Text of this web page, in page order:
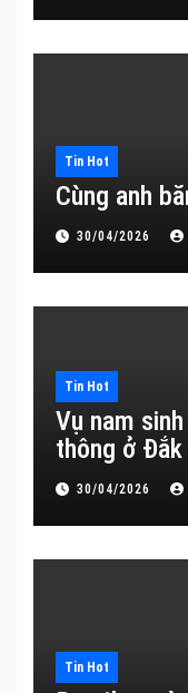
Tin Hot
Cùng anh
30/04/2026
Tin Hot
Vụ nam
thông ở Đắk
30/04/2026
Tin Hot